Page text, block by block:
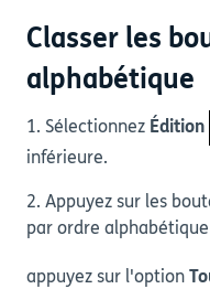
Classer les
alphabétique
1. Sélectionnez Édition
inférieure.
2. Appuyez sur les
par ordre
appuyez sur l'option